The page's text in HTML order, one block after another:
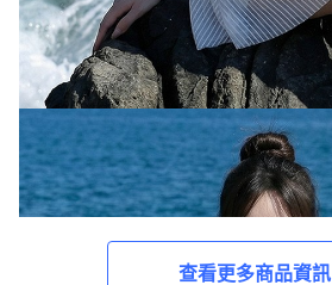
查看更多商品資訊